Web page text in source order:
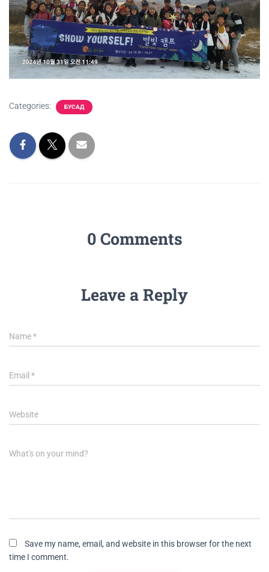
Categories: БУСАД
0 Comments
Leave a Reply
Name*
Email *
Website
What's on your mind?
Save my name, email, and website in this browser for the next
time I comment.